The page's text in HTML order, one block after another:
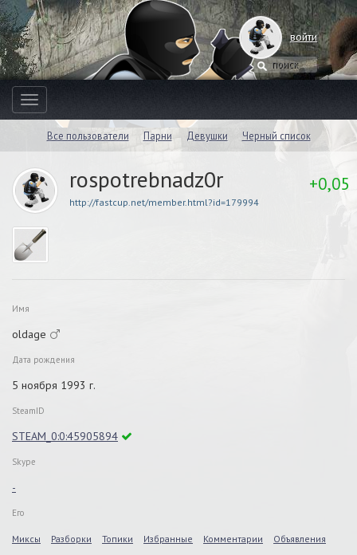
войти
Toggle
navigation
Все пользователи Парни Девушки Черный список
rospotrebnadz0r
http://fastcup.net/member.html?id=179994
+0,05
Имя
oldage
Дата рождения
5 ноября 1993 г.
SteamID
STEAM_0:0:45905894
Skype
-
Его
Миксы Разборки Топики Избранные Комментарии Объявления